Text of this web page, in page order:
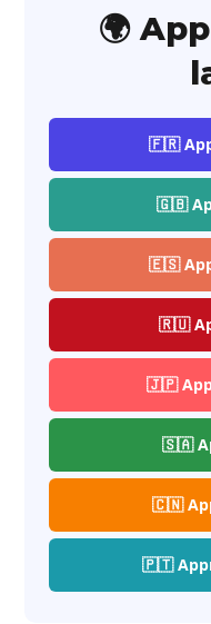
🌍
🇫🇷
🇬🇧
🇪🇸
🇷🇺
🇯🇵
🇸🇦
🇨🇳
🇵🇹